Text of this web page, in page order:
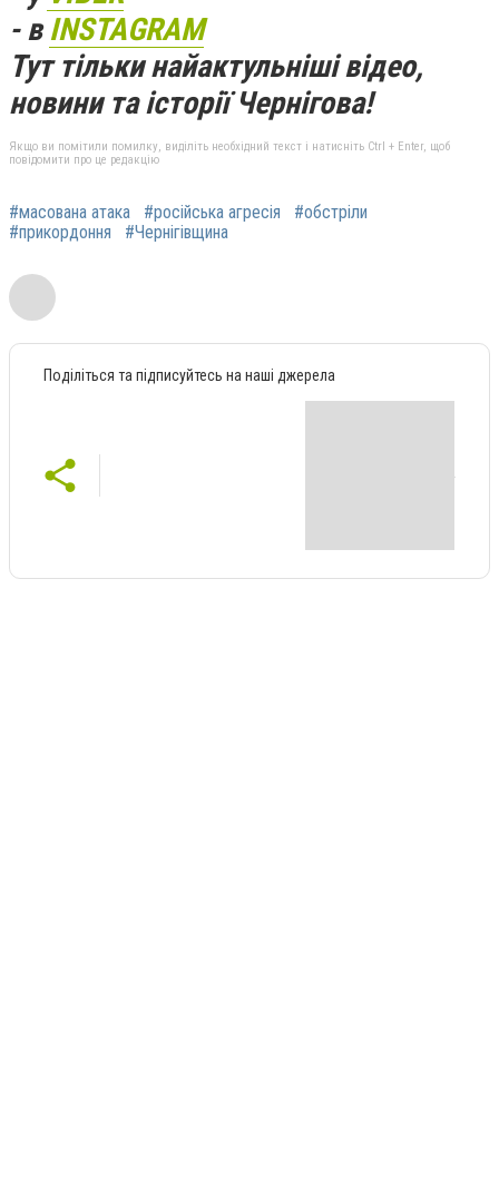
- вINSTAGRAM
Тут тільки найактульніші відео,
новини та історії Чернігова!
Якщо ви помітили помилку, виділіть необхідний текст і натисніть Ctrl + Enter, щоб
повідомити про це редакцію
#масована атака #російська агресія
#обстріли
#прикордоння
#Чернігівщина
Поділіться та підписуйтесь на наші джерела